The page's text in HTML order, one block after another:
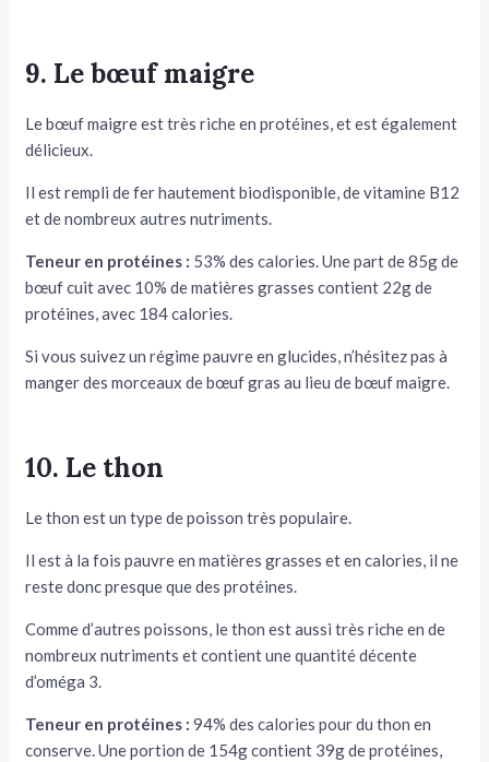
9. Le bœuf maigre
Le bœuf maigre est très riche en protéines, et est également
délicieux.
Il est rempli de fer hautement biodisponible, de vitamine B12
et de nombreux autres nutriments.
Teneur en protéines : 53% des calories. Une part de 85g de
bœuf cuit avec 10% de matières grasses contient 22g de
protéines, avec 184 calories.
Si vous suivez un régime pauvre en glucides, n’hésitez pas à
manger des morceaux de bœuf gras au lieu de bœuf maigre.
10. Le thon
Le thon est un type de poisson très populaire.
Il est à la fois pauvre en matières grasses et en calories, il ne
reste donc presque que des protéines.
Comme d’autres poissons, le thon est aussi très riche en de
nombreux nutriments et contient une quantité décente
d’oméga 3.
Teneur en protéines : 94% des calories pour du thon en
conserve. Une portion de 154g contient 39g de protéines,